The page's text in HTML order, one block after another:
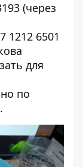
(через
1212 6501
для
по